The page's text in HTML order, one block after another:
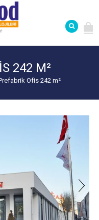
242 M²
Ofis 242 m²